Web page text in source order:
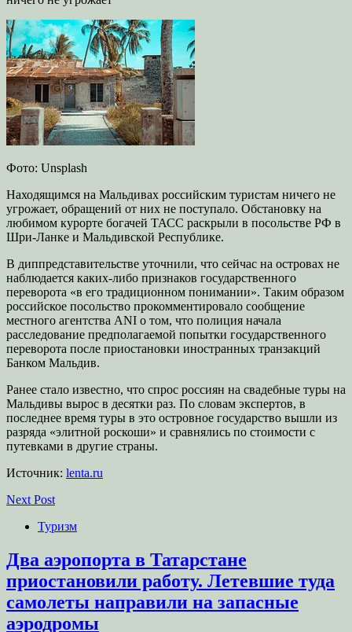
Фото: Unsplash
Находящимся на Мальдивах российским туристам ничего не
угрожает, обращений от них не поступало. Обстановку на
любимом курорте богачей ТАСС раскрыли в посольстве РФ в
Шри-Ланке и Мальдивской Республике.
В диппредставительстве уточнили, что сейчас на островах не
наблюдается каких-либо признаков государственного
переворота «в его традиционном понимании». Таким образом
российское посольство прокомментировало сообщение
местного агентства ANI о том, что полиция начала
расследование предполагаемой попытки государственного
переворота после приостановки иностранных транзакций
Банком Мальдив.
Ранее стало известно, что спрос россиян на свадебные туры на
Мальдивы вырос в десятки раз. По словам экспертов, в
последнее время туры в это островное государство вышли из
разряда «элитной роскоши» и сравнялись по стоимости с
путевками в другие страны.
Источник: lenta.ru
Next Post
Туризм
Два аэропорта в Татарстане
приостановили работу. Летевшие туда
самолеты направили на запасные
аэродромы